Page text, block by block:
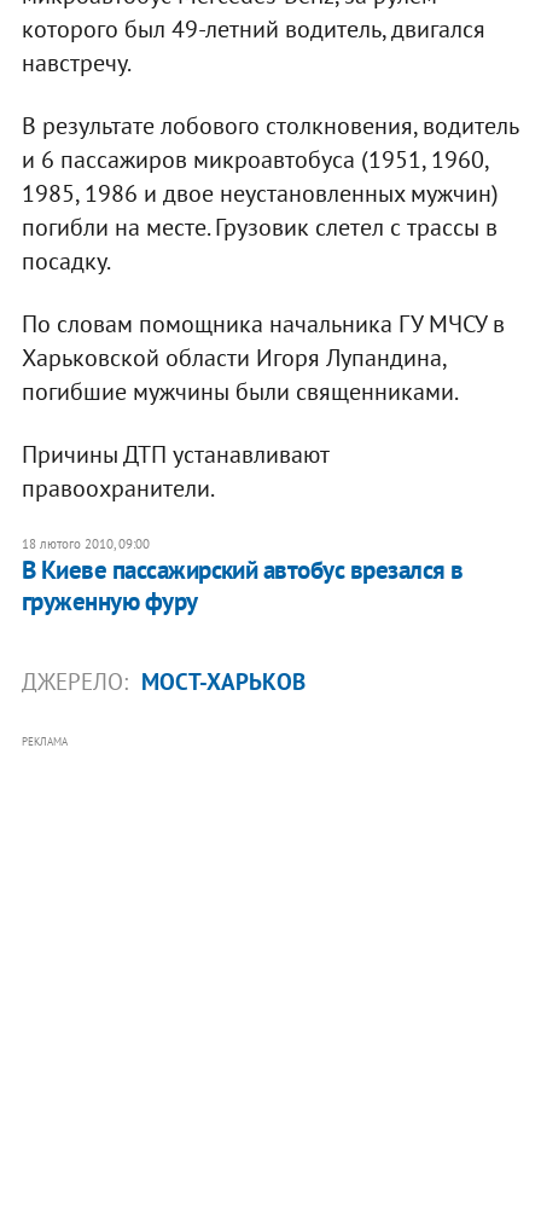
которого был 49-летний водитель, двигался
навстречу.
В результате лобового столкновения, водитель
и 6 пассажиров микроавтобуса (1951, 1960,
1985, 1986 и двое неустановленных мужчин)
погибли на месте. Грузовик слетел с трассы в
посадку.
По словам помощника начальника ГУ МЧСУ в
Харьковской области Игоря Лупандина,
погибшие мужчины были священниками.
Причины ДТП устанавливают
правоохранители.
18 лютого 2010, 09:00
В Киеве пассажирский автобус врезался в
груженную фуру
ДЖЕРЕЛО: МОСТ-ХАРЬКОВ
РЕКЛАМА